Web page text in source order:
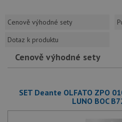
Cenově výhodné sety
Dotaz k produktu
Cenově výhodné sety
SET Deante OLFATO ZPO
LUNO BOC